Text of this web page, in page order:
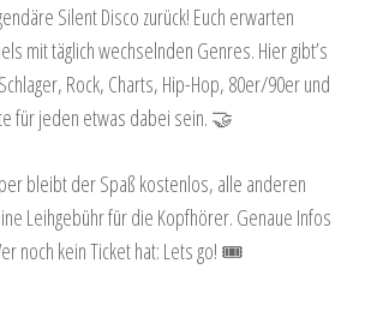
Silent Disco zurück! Euch erwarten
mit täglich wechselnden Genres. Hier gibt’s
Rock, Charts, Hip-Hop, 80er/90er und
für jeden etwas dabei sein. 🤝
bleibt der Spaß kostenlos, alle anderen
Leihgebühr für die Kopfhörer. Genaue Infos
noch kein Ticket hat: Lets go! 🎟